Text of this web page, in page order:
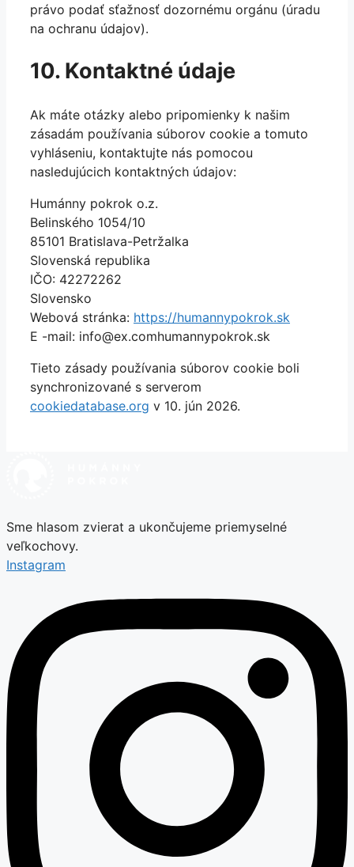
právo podať sťažnosť dozornému orgánu (úradu
na ochranu údajov).
10. Kontaktné údaje
Ak máte otázky alebo pripomienky k našim
zásadám používania súborov cookie a tomuto
vyhláseniu, kontaktujte nás pomocou
nasledujúcich kontaktných údajov:
Humánny pokrok o.z.
Belinského 1054/10
85101 Bratislava-Petržalka
Slovenská republika
IČO: 42272262
Slovensko
Webová stránka: https://humannypokrok.sk
E -mail: info@ex.comhumannypokrok.sk
Tieto zásady používania súborov cookie boli
synchronizované s serverom
cookiedatabase.org v 10. jún 2026.
Sme hlasom zvierat a ukončujeme priemyselné
veľkochovy.
Instagram